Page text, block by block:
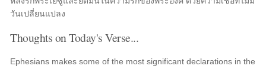
วันเปลี่ยนแปลง
Thoughts on Today's Verse...
Ephesians makes some of the most significant declarations in the